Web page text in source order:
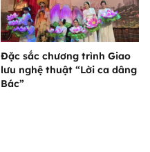
Đặc sắc chương trình Giao
lưu nghệ thuật “Lời ca dâng
Bác”